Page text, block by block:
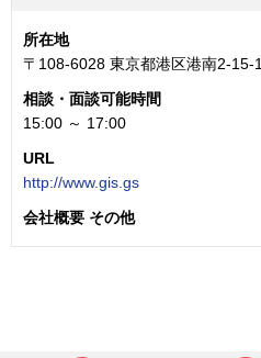
所在地
〒108-6028 東京都港区港南2-15-1
相談・面談可能時間
15:00 ～ 17:00
URL
http://www.gis.gs
会社概要 その他